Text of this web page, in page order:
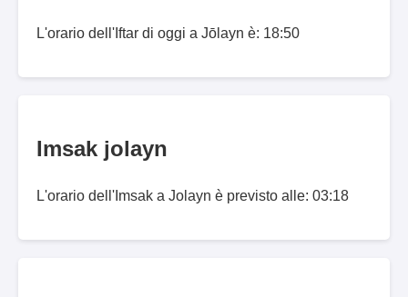
L'orario dell'Iftar di oggi a Jōlayn è: 18:50
Imsak jolayn
L'orario dell'Imsak a Jolayn è previsto alle: 03:18